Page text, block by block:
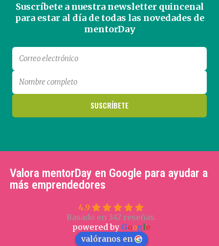
Suscríbete a nuestra newsletter quincenal
para estar al día de todas las novedades de
mentorDay
Valora mentorDay en Google para ayudar a
más emprendedores
4.9
Basado en 347 reseñas.
powered by Google
valóranos en